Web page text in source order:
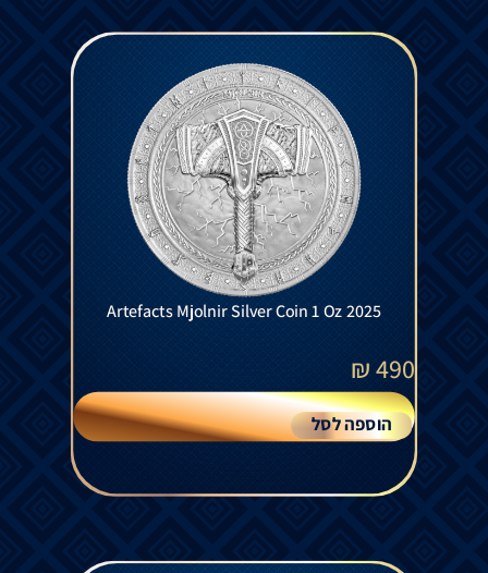
Artefacts Mjolnir Silver Coin 1 Oz 2025
490
₪
הוספה לסל